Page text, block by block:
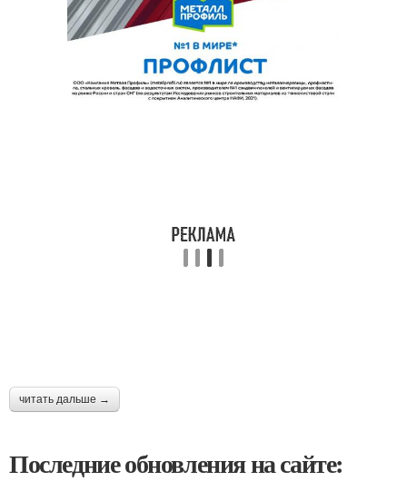
читать дальше →
Последние обновления на сайте: